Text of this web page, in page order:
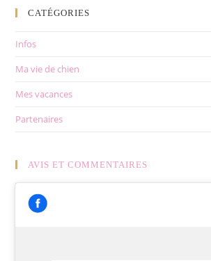
CATÉGORIES
Infos
Ma vie de chien
Mes vacances
Partenaires
AVIS ET COMMENTAIRES